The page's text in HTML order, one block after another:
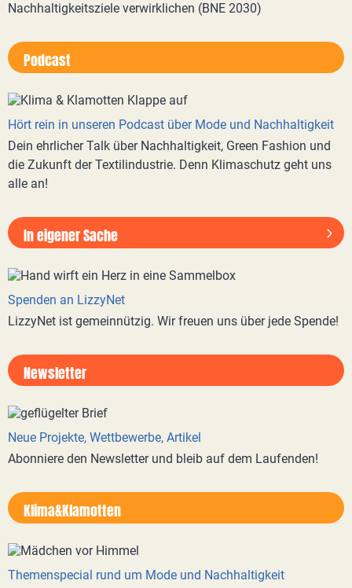
Nachhaltigkeitsziele verwirklichen (BNE 2030)
Podcast
Hört rein in unseren Podcast über Mode und Nachhaltigkeit
Dein ehrlicher Talk über Nachhaltigkeit, Green Fashion und
die Zukunft der Textilindustrie. Denn Klimaschutz geht uns
alle an!
In eigener Sache
Spenden an LizzyNet
LizzyNet ist gemeinnützig. Wir freuen uns über jede Spende!
Newsletter
Neue Projekte, Wettbewerbe, Artikel
Abonniere den Newsletter und bleib auf dem Laufenden!
Klima&Klamotten
Themenspecial rund um Mode und Nachhaltigkeit